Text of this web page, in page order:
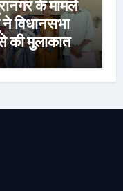
के मामले
ने विधानसभा
की मुलाकात,
की रखी मांग,